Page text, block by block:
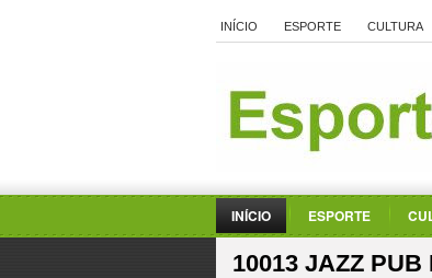
INÍCIO ESPORTE CULTURA
INÍCIO ESPORTE
10013 JAZZ PUB